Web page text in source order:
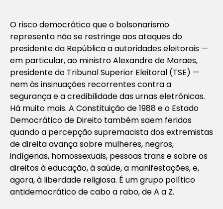
O risco democrático que o bolsonarismo
representa não se restringe aos ataques do
presidente da República a autoridades eleitorais —
em particular, ao ministro Alexandre de Moraes,
presidente do Tribunal Superior Eleitoral (TSE) —
nem às insinuações recorrentes contra a
segurança e a credibilidade das urnas eletrônicas.
Há muito mais. A Constituição de 1988 e o Estado
Democrático de Direito também saem feridos
quando a percepção supremacista dos extremistas
de direita avança sobre mulheres, negros,
indígenas, homossexuais, pessoas trans e sobre os
direitos à educação, à saúde, a manifestações, e,
agora, à liberdade religiosa. É um grupo político
antidemocrático de cabo a rabo, de A a Z.